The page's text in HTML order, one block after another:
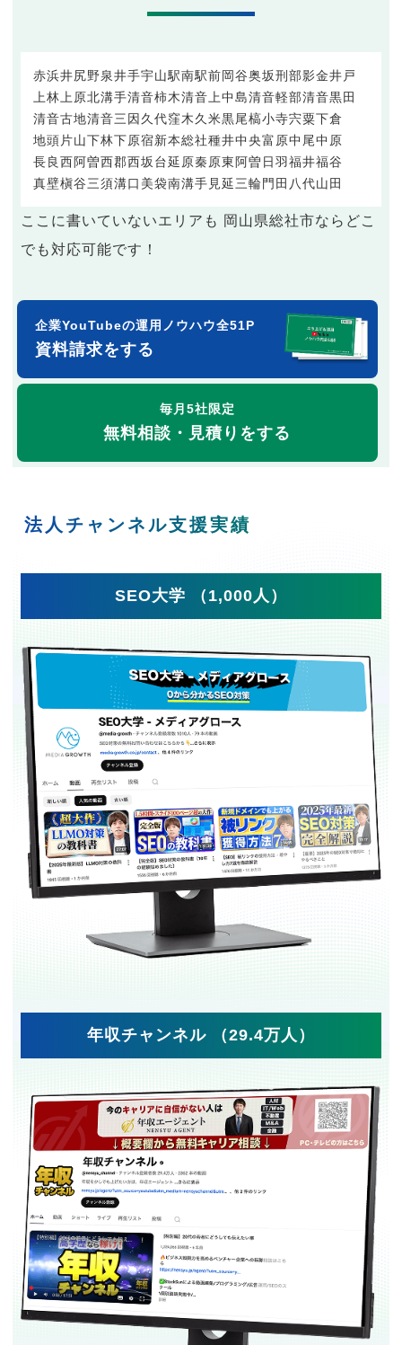
赤浜井尻野泉井手宇山駅南駅前岡谷奥坂刑部影金井戸
上林 上原北溝手清音柿木清音上中島清音軽部清音黒田
清音古地清音三因久代窪木久米黒尾槁小寺宍粟下倉
地頭片山下林下原宿新本総社種井中央富原中尾中原
長良西阿曽西郡西坂台延原秦 原東阿曽 日羽福井福谷
真壁槇谷三須溝口 美袋南溝手 見延三輪門田 八代山田
ここに書いていないエリアも 岡山県総社市ならどこ
でも対応可能です！
企業YouTubeの運用ノウハウ全51P
資料請求をする
毎月5社限定
無料相談・見積りをする
法人チャンネル支援実績
SEO大学 （1,000人）
年収チャンネル （29.4万人）